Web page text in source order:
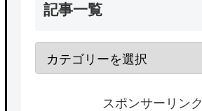
記事一覧
スポンサーリンク